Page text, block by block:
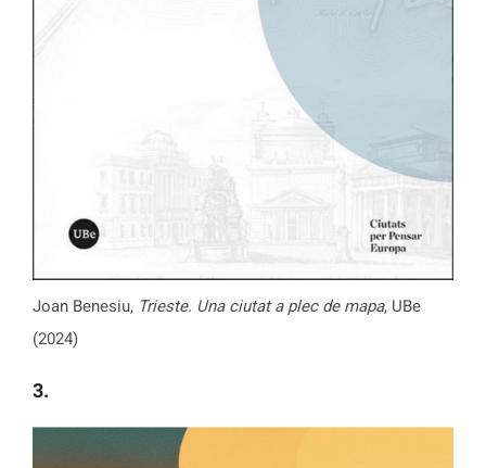
Joan Benesiu, Trieste. Una ciutat a plec de mapa, UBe
(2024)
3.